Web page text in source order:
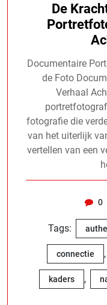
De
Documentaire
de Foto
Verhaal
fotografie die
van het uiterlijk
vertellen van een
0
Tags:
connectie ,
kaders ,